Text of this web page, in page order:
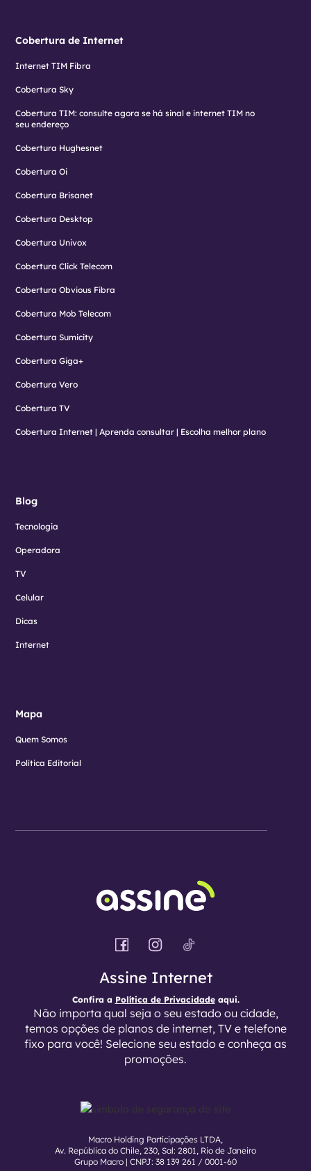
Cobertura de Internet
Internet TIM Fibra
Cobertura Sky
Cobertura TIM: consulte agora se há sinal e internet TIM no
seu endereço
Cobertura Hughesnet
Cobertura Oi
Cobertura Brisanet
Cobertura Desktop
Cobertura Univox
Cobertura Click Telecom
Cobertura Obvious Fibra
Cobertura Mob Telecom
Cobertura Sumicity
Cobertura Giga+
Cobertura Vero
Cobertura TV
Cobertura Internet | Aprenda consultar | Escolha melhor plano
Blog
Tecnologia
Operadora
TV
Celular
Dicas
Internet
Mapa
Quem Somos
Política Editorial
Assine Internet
Confira a Política de Privacidadeaqui.
Não importa qual seja o seu estado ou cidade,
temos opções de planos de internet, TV e telefone
fixo para você! Selecione seu estado e conheça as
promoções.
Macro Holding Participações LTDA,
Av. República do Chile, 230, Sal: 2801, Rio de Janeiro
Grupo Macro | CNPJ: 38 139 261 / 0001-60